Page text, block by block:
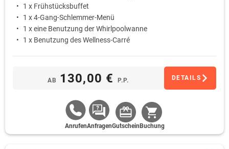
1 x Frühstücksbuffet
1 x 4-Gang-Schlemmer-Menü
1 x eine Benutzung der Whirlpoolwanne
1 x Benutzung des Wellness-Carré
AB 130,00 € P.P. DETAILS
AnrufenAnfragenGutschein Buchung